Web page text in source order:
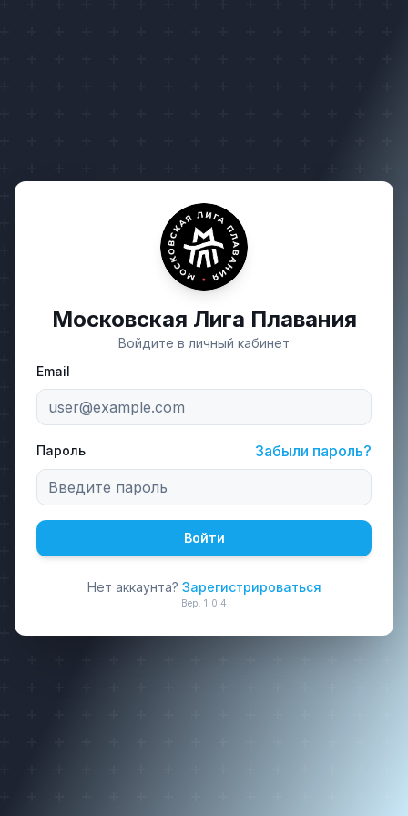
Московская Лига Плавания
Войдите в личный кабинет
Email
Пароль Забыли пароль?
Войти
Нет аккаунта? Зарегистрироваться
Вер. 1.0.4